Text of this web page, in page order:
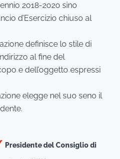
2018-2020 sino
d’Esercizio chiuso al
definisce lo stile di
al fine del
e dell’oggetto espressi
elegge nel suo seno il
Presidente del Consiglio di